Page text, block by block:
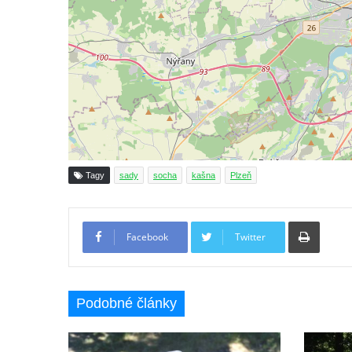
Bývalá kašna u křižovatky v Mostecké ulici
před domem čp. 2150 v Litvínově
Kamenná nádrž na vodu před kostelem
svatých Šimona a Judy v Lipové u Šluknova
Kašna na náměstí ve Chřibské
Kašna v bývalém parku ve Sládkově ulici u
Domova seniorů v České Kamenici
Fontána u podchodu na konci promenády u
hlavního nádraží v Ústí nad Labem
Fontána se slunečními hodinami na
Lidickém náměstí v Ústí nad Labem
Fontána v atriu magistrátu v Ústí nad
Kašna Gänsediebbrunnen v ulici Weiße
Gasse v Drážďanech
Mozartova fontána v Blüherově parku
Tagy sady socha kašna Plzeň
Facebook Twitter
Podobné články